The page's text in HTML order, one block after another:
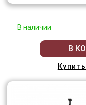
В наличии
В